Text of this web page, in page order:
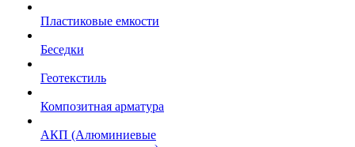
Пластиковые емкости
Беседки
Геотекстиль
Композитная арматура
АКП (Алюминиевые